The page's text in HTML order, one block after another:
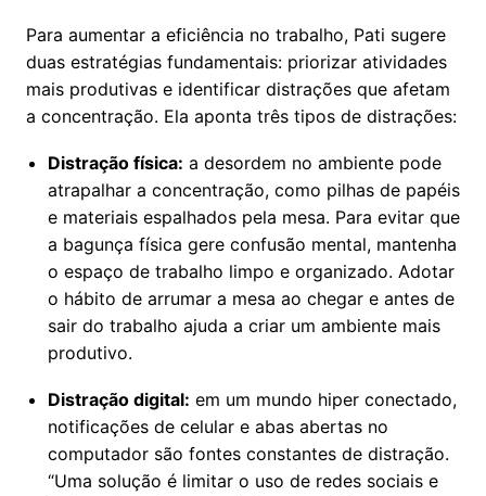
Para aumentar a eficiência no trabalho, Pati sugere
duas estratégias fundamentais: priorizar atividades
mais produtivas e identificar distrações que afetam
a concentração. Ela aponta três tipos de distrações:
Distração física: a desordem no ambiente pode
atrapalhar a concentração, como pilhas de papéis
e materiais espalhados pela mesa. Para evitar que
a bagunça física gere confusão mental, mantenha
o espaço de trabalho limpo e organizado. Adotar
o hábito de arrumar a mesa ao chegar e antes de
sair do trabalho ajuda a criar um ambiente mais
produtivo.
Distração digital: em um mundo hiper conectado,
notificações de celular e abas abertas no
computador são fontes constantes de distração.
“Uma solução é limitar o uso de redes sociais e